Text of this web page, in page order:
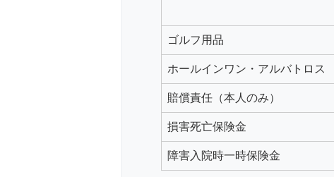
ゴルフ用品
ホールインワン・アルバトロス
賠償責任（本人のみ）
損害死亡保険金
障害入院時一時保険金